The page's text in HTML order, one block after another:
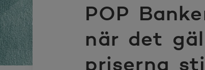
POP
när det
priserna